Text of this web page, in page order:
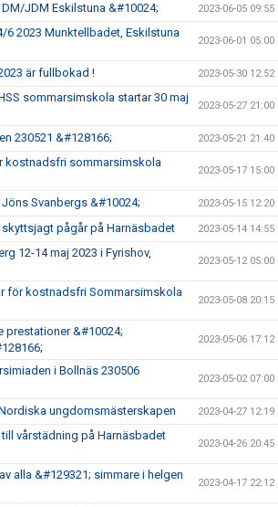
JDM Eskilstuna &#10024; 2023-06-05 09:55
6 2023 Munktellbadet, Eskilstuna
2023-06-01 05:00
är fullbokad ! 2023-05-30 12:52
sommarsimskola startar 30 maj
2023-05-27 21:00
230521 &#128166; 2023-05-21 21:40
kostnadsfri sommarsimskola
2023-05-17 15:00
Svanbergs &#10024; 2023-05-15 12:20
pågår på Harnäsbadet 2023-05-14 14:55
12-14 maj 2023 i Fyrishov,
2023-05-12 05:00
för kostnadsfri Sommarsimskola
2023-05-08 20:15
prestationer &#10024;
2023-05-06 17:12
i Bollnäs 230506
2023-05-02 07:00
ungdomsmästerskapen 2023-04-27 12:19
vårstädning på Harnäsbadet
2023-04-26 20:45
alla &#129321; simmare i helgen
2023-04-17 22:12